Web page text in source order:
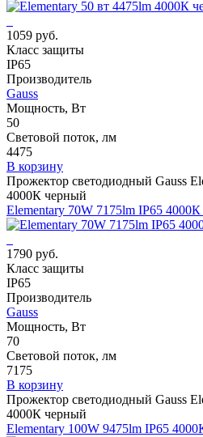
1059 руб.
Класс защиты
IP65
Производитель
Gauss
Мощность, Вт
50
Световой поток, лм
4475
В корзину
Прожектор светодиодный Gauss
4000К черный
Elementary 70W 7175lm IP65
1790 руб.
Класс защиты
IP65
Производитель
Gauss
Мощность, Вт
70
Световой поток, лм
7175
В корзину
Прожектор светодиодный Gauss
4000К черный
Elementary 100W 9475lm IP65